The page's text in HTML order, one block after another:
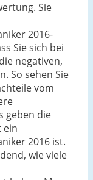
Sie
2016-
Sie sich bei
negativen,
So sehen Sie
vom
geben die
ein
2016 ist.
wie viele